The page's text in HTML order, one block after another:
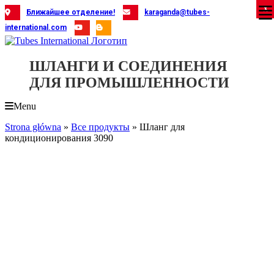
Skip
to
content
Ближайшее отделение!
karaganda@tubes-
international.com
ШЛАНГИ И СОЕДИНЕНИЯ
ДЛЯ ПРОМЫШЛЕННОСТИ
Menu
Strona główna » Все продукты » Шланг для
кондиционирования 3090
X
X
X
X
X
X
X
X
X
X
X
X
X
X
X
X
X
X
X